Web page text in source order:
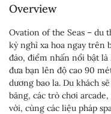
Overview
Ovation of the Seas – du
kỳ nghỉ xa hoa ngay trên
đáo, điểm nhấn nổi bật
đưa bạn lên độ cao 90
dương bao la. Du khách
băng, các trò chơi
vời, cùng các liệu pháp